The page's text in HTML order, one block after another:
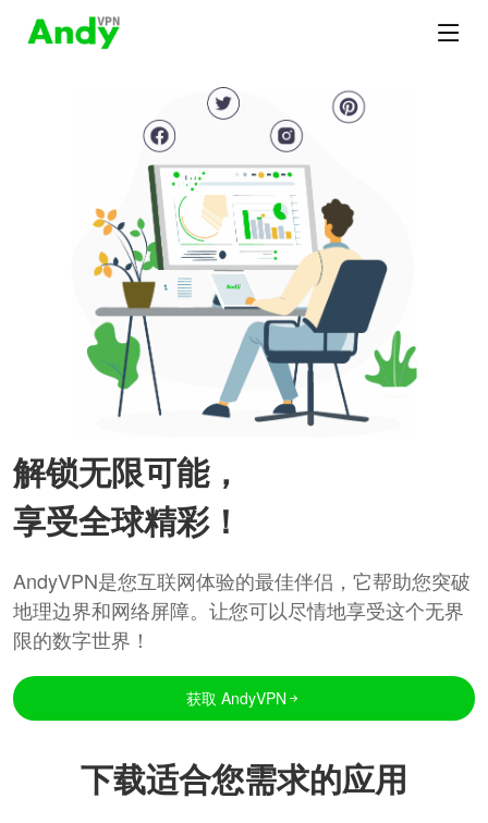
解锁无限可能，
享受全球精彩！
AndyVPN是您互联网体验的最佳伴侣，它帮助您突破
地理边界和网络屏障。让您可以尽情地享受这个无界
限的数字世界！
获取 AndyVPN
下载适合您需求的应用